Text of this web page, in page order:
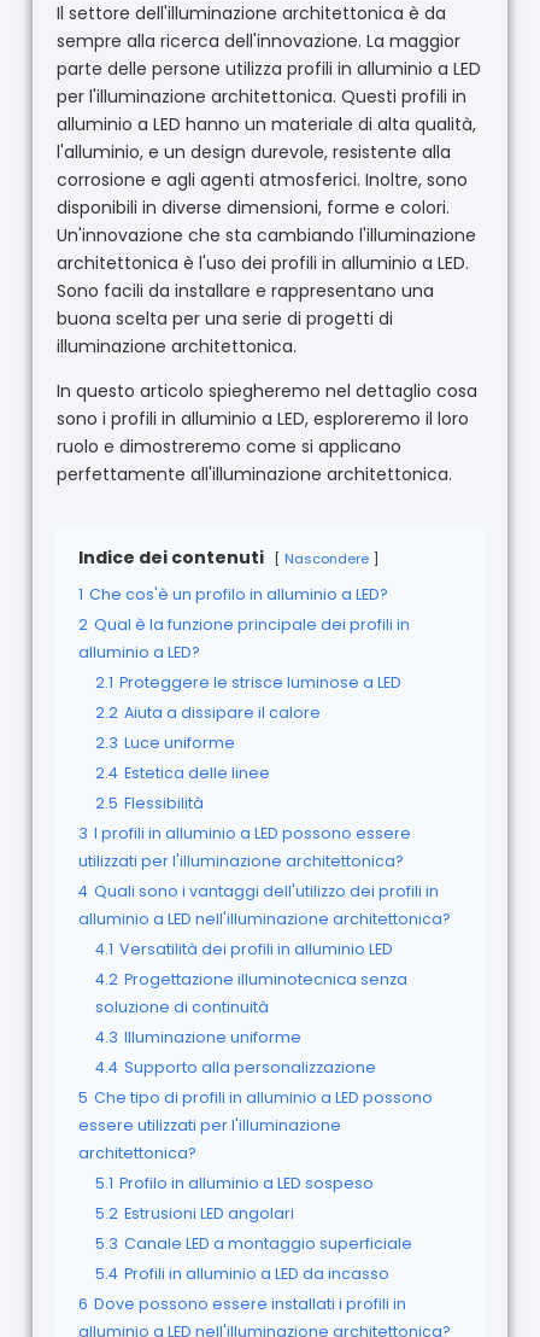
Il settore dell'illuminazione architettonica è da
sempre alla ricerca dell'innovazione. La maggior
parte delle persone utilizza profili in alluminio a LED
per l'illuminazione architettonica. Questi profili in
alluminio a LED hanno un materiale di alta qualità,
l'alluminio, e un design durevole, resistente alla
corrosione e agli agenti atmosferici. Inoltre, sono
disponibili in diverse dimensioni, forme e colori.
Un'innovazione che sta cambiando l'illuminazione
architettonica è l'uso dei profili in alluminio a LED.
Sono facili da installare e rappresentano una
buona scelta per una serie di progetti di
illuminazione architettonica.
In questo articolo spiegheremo nel dettaglio cosa
sono i profili in alluminio a LED, esploreremo il loro
ruolo e dimostreremo come si applicano
perfettamente all'illuminazione architettonica.
Indice dei contenuti Nascondere
1 Che cos'è un profilo in alluminio a LED?
2 Qual è la funzione principale dei profili in
alluminio a LED?
2.1 Proteggere le strisce luminose a LED
2.2 Aiuta a dissipare il calore
2.3 Luce uniforme
2.4 Estetica delle linee
2.5 Flessibilità
3 I profili in alluminio a LED possono essere
utilizzati per l'illuminazione architettonica?
4 Quali sono i vantaggi dell'utilizzo dei profili in
alluminio a LED nell'illuminazione architettonica?
4.1 Versatilità dei profili in alluminio LED
4.2 Progettazione illuminotecnica senza
soluzione di continuità
4.3 Illuminazione uniforme
4.4 Supporto alla personalizzazione
5 Che tipo di profili in alluminio a LED possono
essere utilizzati per l'illuminazione
architettonica?
5.1 Profilo in alluminio a LED sospeso
5.2 Estrusioni LED angolari
5.3 Canale LED a montaggio superficiale
5.4 Profili in alluminio a LED da incasso
6 Dove possono essere installati i profili in
alluminio a LED nell'illuminazione architettonica?